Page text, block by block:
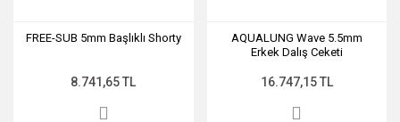
FREE-SUB 5mm Başlıklı Shorty
8.741,65 TL
AQUALUNG Wave 5.5mm
Erkek Dalış Ceketi
16.747,15 TL